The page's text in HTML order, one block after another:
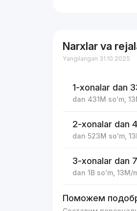
Narxlar va
Yangilangan 31.10.2025
1-xonalar dan
dan 431M soʻm ,
2-xonalar dan
dan523M soʻm ,
3-xonalar dan
dan1B soʻm ,13M/
Поможем